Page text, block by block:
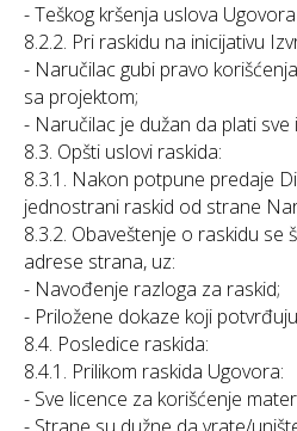
- Teškog kršenja uslova
8.2.2. Pri raskidu na inicijativu
- Naručilac gubi pravo
sa projektom;
- Naručilac je dužan da plati sve
8.3. Opšti uslovi raskida:
8.3.1. Nakon potpune predaje
jednostrani raskid od strane
8.3.2. Obaveštenje o raskidu se
adrese strana, uz:
- Navođenje razloga za raskid;
- Priložene dokaze koji
8.4. Posledice raskida:
8.4.1. Prilikom raskida Ugovora:
- Sve licence za korišćenje